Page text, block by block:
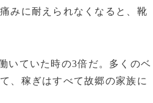
みに耐えられなくなると、靴
いていた時の3倍だ。多くのベ
、稼ぎはすべて故郷の家族に